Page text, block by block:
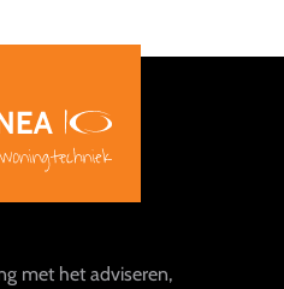
met het adviseren,